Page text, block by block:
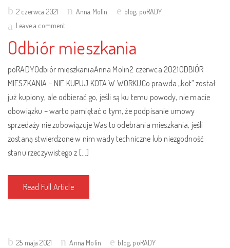
Posted2 czerwca 2021 Anna Molin blog, poRADY
Leave a comment
Odbiór mieszkania
poRADYOdbiór mieszkaniaAnna Molin2 czerwca 2021ODBIÓR
MIESZKANIA – NIE KUPUJ KOTA W WORKUCo prawda „kot” został
już kupiony, ale odbierać go, jeśli są ku temu powody, nie macie
obowiązku – warto pamiętać o tym, że podpisanie umowy
sprzedaży nie zobowiązuje Was to odebrania mieszkania, jeśli
zostaną stwierdzone w nim wady techniczne lub niezgodność
stanu rzeczywistego z […]
Read Full Article
Posted25 maja 2021 Anna Molin blog, poRADY